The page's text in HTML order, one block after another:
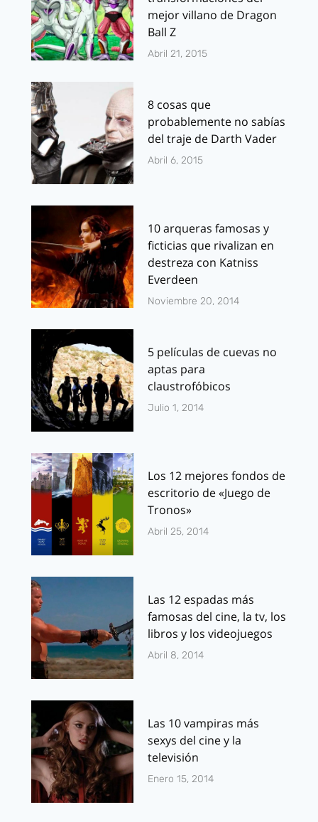
mejor villano de Dragon
Ball Z
Abril 21, 2015
8 cosas que
probablemente no sabías
del traje de Darth Vader
Abril 6, 2015
10 arqueras famosas y
ficticias que rivalizan en
destreza con Katniss
Everdeen
Noviembre 20, 2014
5 películas de cuevas no
aptas para
claustrofóbicos
Julio 1, 2014
Los 12 mejores fondos de
escritorio de «Juego de
Tronos»
Abril 25, 2014
Las 12 espadas más
famosas del cine, la tv, los
libros y los videojuegos
Abril 8, 2014
Las 10 vampiras más
sexys del cine y la
televisión
Enero 15, 2014